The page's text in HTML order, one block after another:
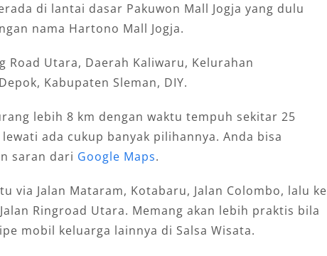
di lantai dasar Pakuwon Mall Jogja yang dulu
nama Hartono Mall Jogja.
Road Utara, Daerah Kaliwaru, Kelurahan
Kabupaten Sleman, DIY.
lebih 8 km dengan waktu tempuh sekitar 25
ada cukup banyak pilihannya. Anda bisa
saran dari Google Maps.
via Jalan Mataram, Kotabaru, Jalan Colombo, lalu ke
Ringroad Utara. Memang akan lebih praktis bila
mobil keluarga lainnya di Salsa Wisata.